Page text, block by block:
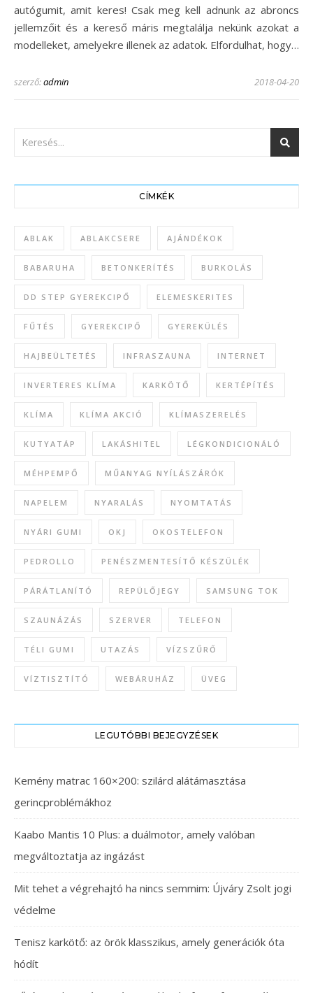
autógumit, amit keres! Csak meg kell adnunk az abroncs
jellemzőit és a kereső máris megtalálja nekünk azokat a
modelleket, amelyekre illenek az adatok. Elfordulhat, hogy…
szerző:admin 2018-04-20
CÍMKÉK
ABLAK ABLAKCSERE AJÁNDÉKOK
BABARUHA BETONKERÍTÉS BURKOLÁS
DD STEP GYEREKCIPŐ ELEMESKERITES
FŰTÉS GYEREKCIPŐ GYEREKÜLÉS
HAJBEÜLTETÉS INFRASZAUNA INTERNET
INVERTERES KLÍMA KARKÖTŐ KERTÉPÍTÉS
KLÍMA KLÍMA AKCIÓ KLÍMASZERELÉS
KUTYATÁP LAKÁSHITEL LÉGKONDICIONÁLÓ
MÉHPEMPŐ MŰANYAG NYÍLÁSZÁRÓK
NAPELEM NYARALÁS NYOMTATÁS
NYÁRI GUMI OKJ OKOSTELEFON
PEDROLLO PENÉSZMENTESÍTŐ KÉSZÜLÉK
PÁRÁTLANÍTÓ REPÜLŐJEGY SAMSUNG TOK
SZAUNÁZÁS SZERVER TELEFON
TÉLI GUMI UTAZÁS VÍZSZŰRŐ
VÍZTISZTÍTÓ WEBÁRUHÁZ ÜVEG
LEGUTÓBBI BEJEGYZÉSEK
Kemény matrac 160×200: szilárd alátámasztása
gerincproblémákhoz
Kaabo Mantis 10 Plus: a duálmotor, amely valóban
megváltoztatja az ingázást
Mit tehet a végrehajtó ha nincs semmim: Újváry Zsolt jogi
védelme
Tenisz karkötő: az örök klasszikus, amely generációk óta
hódít